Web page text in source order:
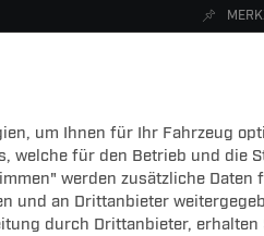
um Ihnen für Ihr Fahrzeug
welche für den Betrieb und die
werden zusätzliche Daten
und an Drittanbieter
durch Drittanbieter, erhalten
ZUBEHÖR